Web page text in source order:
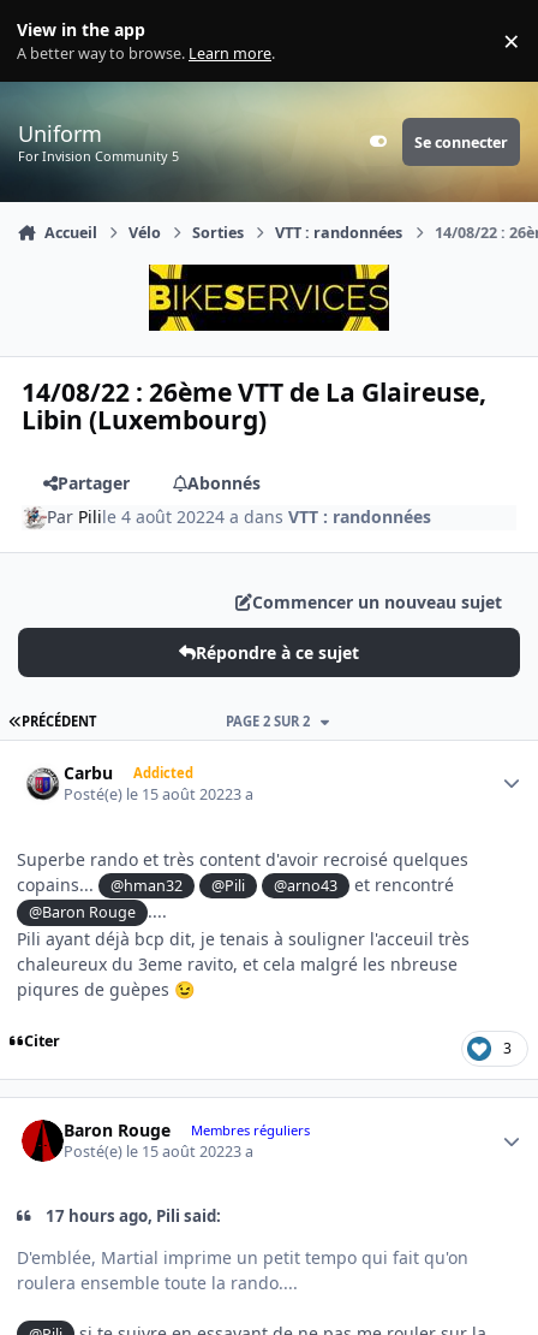
View in the app
A better way to browse. Learn more. ×
Uniform
For Invision Community 5 Customizer
Se connecter
Accueil Vélo Sorties VTT : randonnées 14/08/22 :
14/08/22 : 26ème VTT de La Glaireuse,
Libin (Luxembourg)
Partager
Abonnés
Par Pilile 4 août 20224 a dansVTT : randonnées
Commencer un nouveau sujet
Répondre à ce sujet
PREMIÈRE PAGE
PRÉCÉDENT PAGE 2 SUR 2
Carbu Addicted
Posté(e) le 15 août 20223 a
Superbe rando et très content d'avoir recroisé quelques
copains...
@hman32 @Pili @arno43 et rencontré
@Baron Rouge
....
Pili ayant déjà bcp dit, je tenais à souligner l'acceuil très
chaleureux du 3eme ravito, et cela malgré les nbreuse
piqures de guèpes 😉
Citer 3
Baron Rouge Membres réguliers
Posté(e) le 15 août 20223 a
17 hours ago, Pili said:
D'emblée, Martial imprime un petit tempo qui fait qu'on
roulera ensemble toute la rando....